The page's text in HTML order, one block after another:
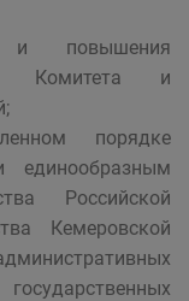
и повышения
Комитета и
порядке
Российской
Кемеровской